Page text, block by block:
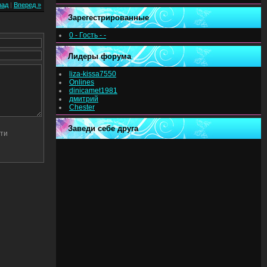
| Вперед »
Зарегестрированные
0 - Гость - -
Лидеры форума
liza-kissa7550
Onlines
dinicamet1981
дмитрий
Chester
Заведи себе друга